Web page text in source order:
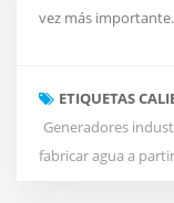
vez más
están alentando a
inteligentes de
ETIQUETAS
Generadores
fabricar agua a